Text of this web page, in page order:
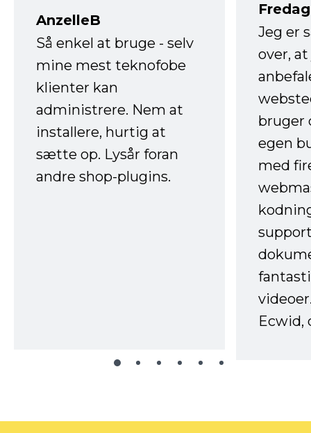
AnzelleB
Så enkel at bruge - selv
mine mest teknofobe
klienter kan
administrere. Nem at
installere, hurtig at
sætte op. Lysår foran
andre shop-plugins.
Jeg er
over,
bruger
egen
med
Ecwid,